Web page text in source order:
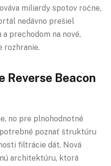
miliardy spotov ročne,
nedávno prešiel
prechodom na nové,
rozhranie.
Reverse Beacon
no pre plnohodnotné
poznať štruktúru
filtrácie dát. Nová
architektúru, ktorá